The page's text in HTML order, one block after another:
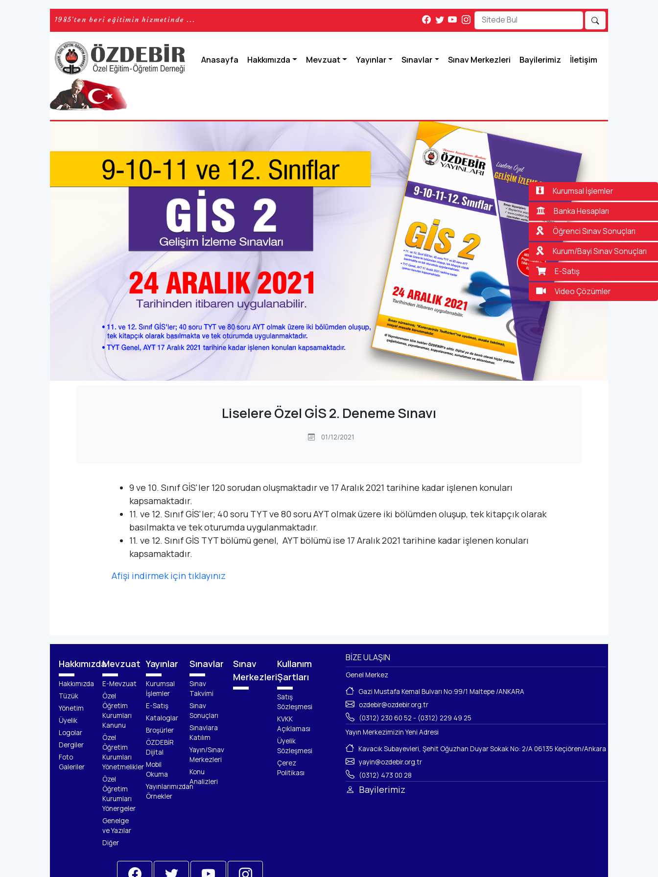
Kurumsal İşlemler
Banka Hesapları
Öğrenci Sınav Sonuçları
Kurum/Bayi Sınav Sonuçları
E-Satış
Video Çözümler
1985'ten beri eğitimin hizmetinde ...
Anasayfa Hakkımızda Mevzuat Yayınlar Sınavlar Sınav Merkezleri Bayilerimiz İletişim
Liselere Özel GİS 2. Deneme Sınavı
01/12/2021
9 ve 10. Sınıf GİS'ler 120 sorudan oluşmaktadır ve 17 Aralık 2021 tarihine kadar işlenen konuları
kapsamaktadır.
11. ve 12. Sınıf GİS'ler; 40 soru TYT ve 80 soru AYT olmak üzere iki bölümden oluşup, tek kitapçık olarak
basılmakta ve tek oturumda uygulanmaktadır.
11. ve 12. Sınıf GİS TYT bölümü genel, AYT bölümü ise 17 Aralık 2021 tarihine kadar işlenen konuları
kapsamaktadır.
Afişi indirmek için tıklayınız
Hakkımızda
Hakkımızda
Tüzük
Yönetim
Üyelik
Logolar
Dergiler
Foto
Galeriler
Mevzuat
E-Mevzuat
Özel
Öğretim
Kurumları
Kanunu
Özel
Öğretim
Kurumları
Yönetmelikler
Özel
Öğretim
Kurumları
Yönergeler
Genelge
ve Yazılar
Diğer
Yayınlar
Kurumsal
İşlemler
E-Satış
Kataloglar
Broşürler
ÖZDEBİR
Dijital
Mobil
Okuma
Yayınlarımızdan
Örnekler
Sınavlar
Sınav
Takvimi
Sınav
Sonuçları
Sınavlara
Katılım
Yayın/Sınav
Merkezleri
Konu
Analizleri
Sınav
Merkezleri
Kullanım
Şartları
Satış
Sözleşmesi
KVKK
Açıklaması
Üyelik
Sözleşmesi
Çerez
Politikası
BIZE ULAŞIN
Genel Merkez
Gazi Mustafa Kemal Bulvarı No:99/1 Maltepe /ANKARA
ozdebir@ozdebir.org.tr
(0312) 230 60 52 - (0312) 229 49 25
Yayın Merkezimizin Yeni Adresi
Kavacık Subayevleri, Şehit Oğuzhan Duyar Sokak No: 2/A 06135 Keçiören/Ankara
yayin@ozdebir.org.tr
(0312) 473 00 28
Bayilerimiz